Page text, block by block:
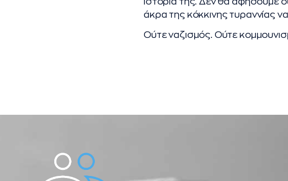
άκρα της κόκκινης τυραννίας
Ούτε ναζισμός. Ούτε